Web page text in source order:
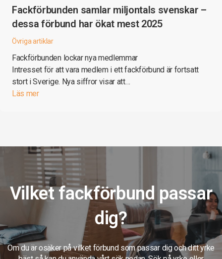
Fackförbunden samlar miljontals svenskar –
dessa förbund har ökat mest 2025
Övriga artiklar
Fackförbunden lockar nya medlemmar
Intresset för att vara medlem i ett fackförbund är fortsatt
stort i Sverige. Nya siffror visar att…
Läs mer
Vilket fackförbund passar
dig?
Om du är osäker på vilket förbund som passar dig och ditt yrke